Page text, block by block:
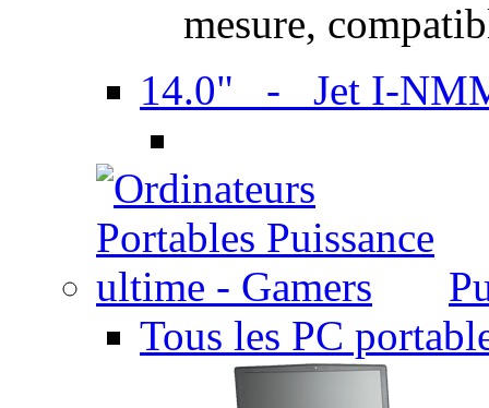
mesure,
14.0" - Jet I-
Tous les PC